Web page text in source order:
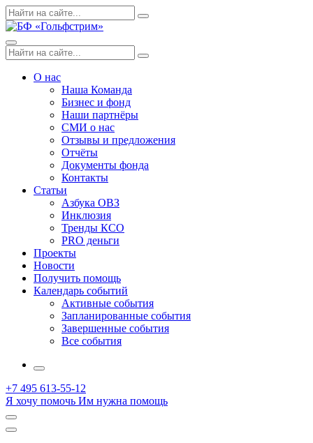
Skip
to
Поиск
по:
Search
Menu
Поиск
по:
Search
О нас
Наша Команда
Бизнес и фонд
Наши партнёры
СМИ о нас
Отзывы и предложения
Отчёты
Документы фонда
Контакты
Статьи
Азбука ОВЗ
Инклюзия
Тренды КСО
PRO деньги
Проекты
Новости
Получить помощь
Календарь событий
Активные события
Запланированные события
Завершенные события
Все события
More
+7 495 613-55-12
Я хочу помочь Им нужна помощь
Открыть
поиск
Профиль